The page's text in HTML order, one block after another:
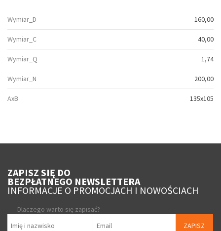
Wymiar_D 160,00
Wymiar_C 40,00
Wymiar_Q 1,74
Wymiar_N 200,00
AxB 135x105
ZAPISZ SIĘ DO
BEZPŁATNEGO NEWSLETTERA
INFORMACJE O PROMOCJACH I NOWOŚCIACH
Dlaczego warto się zapisać?
ZAPISZ